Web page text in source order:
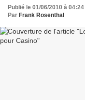
Publié le 01/06/2010 à 04:24
Par Frank Rosenthal